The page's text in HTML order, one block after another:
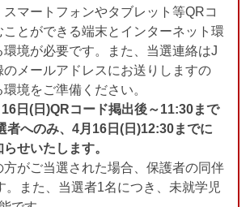
マートフォンやタブレット等QRコ
ことができる端末とインターネット環
境が必要です。また、当選連絡はJ
のメールアドレスにお送りしますの
境をご準備ください。
日(日)QRコード掲出後～11:30まで
者へのみ、4月16日(日)12:30までに
せいたします。
がご当選された場合、保護者の同伴
。また、当選者1名につき、未就学児